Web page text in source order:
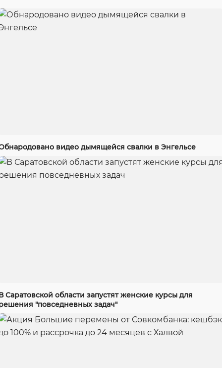
видео дымящейся свалки в Энгельсе
Саратовской области запустят женские курсы для
"повседневных задач"